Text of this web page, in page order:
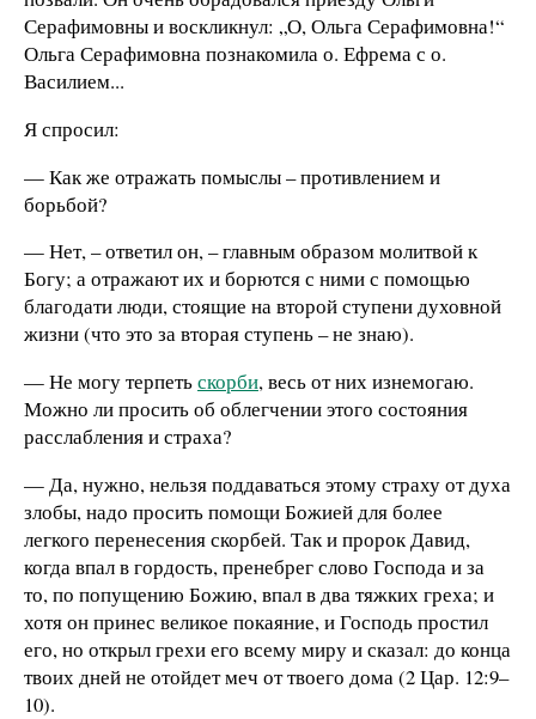
Серафимовны и воскликнул: „О, Ольга Серафимовна!“
Ольга Серафимовна познакомила о. Ефрема с о.
Василием...
Я спросил:
— Как же отражать помыслы – противлением и
борьбой?
— Нет, – ответил он, – главным образом молитвой к
Богу; а отражают их и борются с ними с помощью
благодати люди, стоящие на второй ступени духовной
жизни (что это за вторая ступень – не знаю).
— Не могу терпетьскорби, весь от них изнемогаю.
Можно ли просить об облегчении этого состояния
расслабления и страха?
— Да, нужно, нельзя поддаваться этому страху от духа
злобы, надо просить помощи Божией для более
легкого перенесения скорбей. Так и пророк Давид,
когда впал в гордость, пренебрег слово Господа и за
то, по попущению Божию, впал в два тяжких греха; и
хотя он принес великое покаяние, и Господь простил
его, но открыл грехи его всему миру и сказал: до конца
твоих дней не отойдет меч от твоего дома (2 Цар. 12:9–
10).